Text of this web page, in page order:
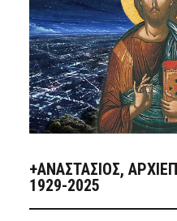
+ΑΝΑΣΤΆΣΙΟΣ,
1929-2025